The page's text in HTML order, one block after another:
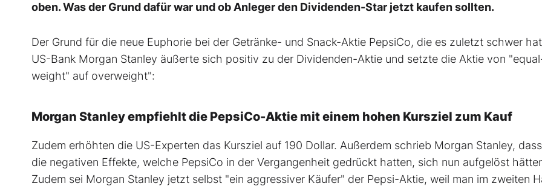
oben. Was der Grund dafür war und ob Anleger den Dividenden-Star jetzt kaufen sollten.
Der Grund für die neue Euphorie bei der Getränke- und Snack-Aktie PepsiCo, die es zuletzt schwer
US-Bank Morgan Stanley äußerte sich positiv zu der Dividenden-Aktie und setzte die Aktie von
weight" auf overweight":
Morgan Stanley empfiehlt die PepsiCo-Aktie mit einem hohen Kursziel zum Kauf
Zudem erhöhten die US-Experten das Kursziel auf 190 Dollar. Außerdem schrieb Morgan Stanley,
die negativen Effekte, welche PepsiCo in der Vergangenheit gedrückt hatten, sich nun aufgelöst
Zudem sei Morgan Stanley jetzt selbst "ein aggressiver Käufer" der Pepsi-Aktie, weil man im zweiten